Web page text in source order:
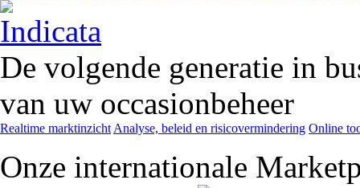
De volgende generatie in
van uw occasionbeheer
Realtime marktinzicht Analyse, beleid en risicovermindering Online
Onze internationale